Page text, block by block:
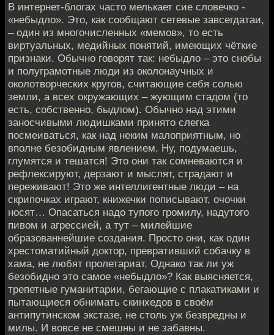
В интернет-блогах часто мелькает сие словечко -
«небыдло». Это, как сообщают сетевые завсегдатаи,
– один из многочисленных «мемов», то есть
виртуальных, медийных понятий, имеющих чёткие
признаки. Обычно говорят так: небыдло – это снобы
и полуграмотные люди из околонаучных и
околотворческих кругов, считающие себя солью
земли, а всех окружающих – жующим стадом (то
есть, собственно, быдлом). Обычно над этими
заносчивыми людишками принято слегка
посмеиваться, как над неким малоприятным, но
вполне безобидным явлением. Ну, подумаешь,
глумятся и тешатся! Это они так сомневаются и
рефлексируют, дерзают и мыслят, страдают и
переживают! Это же интеллигентные люди – на
скрипочках играют, книжечки пописывают, очочки
носят… Опасаться надо тупого громилу, надутого
пивом и агрессией, а тут – милейшие
образованнейшие создания. Просто они, как один
хрестоматийный доктор, превративший собачку в
хама, не любят пролетариат. Однако так ли уж
безобидно это самое «небыдло»? Как выясняется,
трепетные гуманитарии, бегающие с плакатиками и
пытающиеся обнимать скинхедов в своём
антипутинском экстазе, не столь уж безвредны и
милы. И вовсе не смешны и не забавны.